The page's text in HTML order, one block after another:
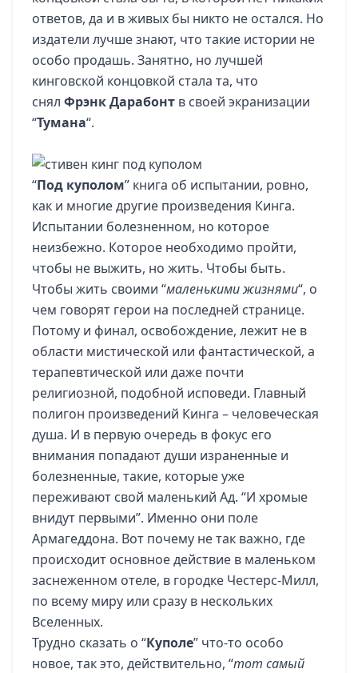
ответов, да и в живых бы никто не остался. Но
издатели лучше знают, что такие истории не
особо продашь. Занятно, но лучшей
кинговской концовкой стала та, что
снял Фрэнк Дарабонт в своей экранизации
“Тумана“.
“Под куполом” книга об испытании, ровно,
как и многие другие произведения Кинга.
Испытании болезненном, но которое
неизбежно. Которое необходимо пройти,
чтобы не выжить, но жить. Чтобы быть.
Чтобы жить своими “маленькими жизнями“, о
чем говорят герои на последней странице.
Потому и финал, освобождение, лежит не в
области мистической или фантастической, а
терапевтической или даже почти
религиозной, подобной исповеди. Главный
полигон произведений Кинга – человеческая
душа. И в первую очередь в фокус его
внимания попадают души израненные и
болезненные, такие, которые уже
переживают свой маленький Ад. “И хромые
внидут первыми”. Именно они поле
Армагеддона. Вот почему не так важно, где
происходит основное действие в маленьком
заснеженном отеле, в городке Честерс-Милл,
по всему миру или сразу в нескольких
Вселенных.
Трудно сказать о “Куполе” что-то особо
новое, так это, действительно, “тот самый